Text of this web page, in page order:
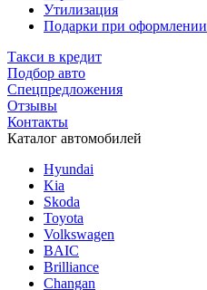
Утилизация
Подарки при оформлении
Такси в кредит
Подбор авто
Спецпредложения
Отзывы
Контакты
Каталог автомобилей
Hyundai
Kia
Skoda
Toyota
Volkswagen
BAIC
Brilliance
Changan